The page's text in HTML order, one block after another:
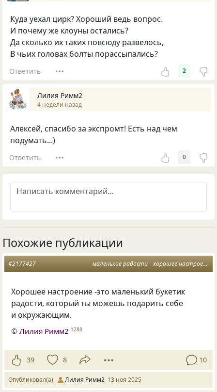
Куда уехал цирк? Хороший ведь вопрос.
И почему же клоуны остались?
Да сколько их таких повсюду развелось,
В чьих головах болты порассыпались?
Ответить 2
Лилия Римм2
4 недели назад
Алексей, спасибо за экспромт! Есть над чем
подумать...)
Ответить 0
Похожие публикации
маленькие радости хорошее настроение
#2177427
Хорошее настроение -это маленький букетик
радости, который ты можешь подарить себе
и окружающим.
©Лилия Римм2 1288
39 8 10
Опубликовал(а) Лилия Римм2 13 ноя 2025